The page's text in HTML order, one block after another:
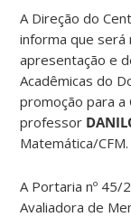
A Direção do
informa que será
apresentação e
Acadêmicas do
promoção para a
professor
Matemática/CFM.
A Portaria nº 45/
Avaliadora de